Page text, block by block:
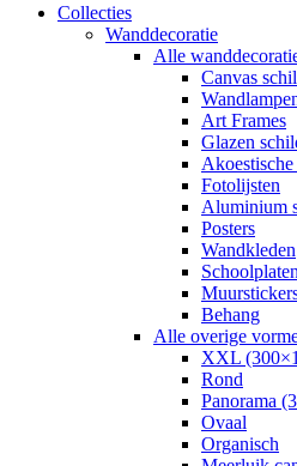
Collecties
Wanddecoratie
Alle
Canvas
Art Frames
Glazen
Fotolijsten
Aluminium
Posters
Wandkleden
Schoolplaten
Behang
Alle overige
XXL
Rond
Panorama
Ovaal
Organisch